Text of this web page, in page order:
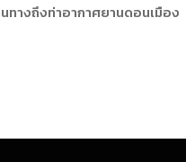
างถึงท่าอากาศยานดอนเมือง